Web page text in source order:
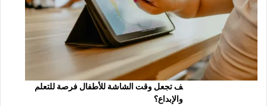
ف تجعل وقت الشاشة للأطفال فرصة للتعلم
والإبداع؟